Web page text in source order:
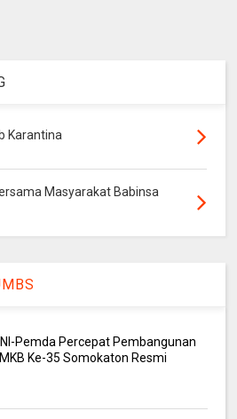
Karantina
Masyarakat Babinsa
Pemda Percepat Pembangunan
Ke-35 Somokaton Resmi